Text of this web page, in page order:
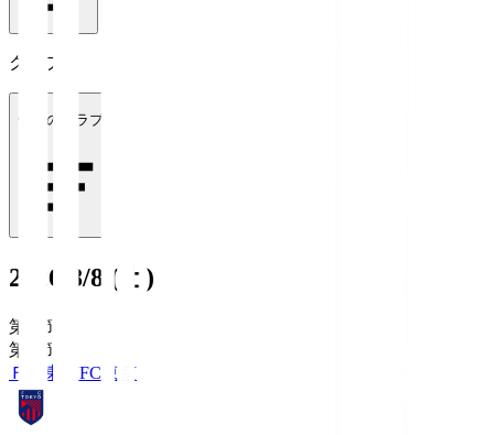
クラブ
全てのクラブ
2026/8/8 (土)
第1節
第1節
ＦＣ東京FC東京